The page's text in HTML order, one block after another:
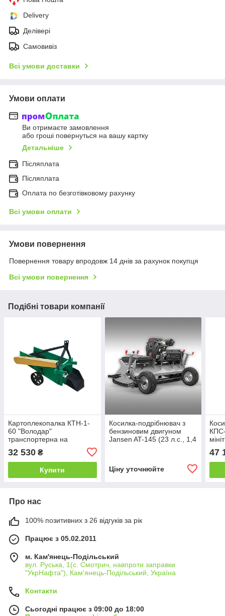
Delivery
Делівері
Самовивіз
Всі умови доставки
Умови оплати
Ви отримаєте замовлення
або гроші повернуться на вашу картку
Детальніше
Післяплата
Післяплата
Оплата по безготівковому рахунку
Всі умови оплати
Умови повернення
Повернення товару впродовж 14 днів за рахунок покупця
Всі умови повернення
Подібні товари компанії
Картоплекопалка КТН-1-
60 "Володар"
транспортерна на
ланцюгу для мінітракторів
32 530 ₴
Купити
Косилка-подрібнювач з
бензиновим двигуном
Jansen AT-145 (23 л.с., 1,4
Ціну уточнюйте
47
Про нас
100% позитивних з 26 відгуків за рік
Працює з 05.02.2011
м. Кам'янець-Подільський
вул. Руська, 1(с. Смотрич, навпроти заправки
"УкрНафта"), Кам'янець-Подільський, Україна
Контакти
Сьогодні працює з 09:00 до 18:00